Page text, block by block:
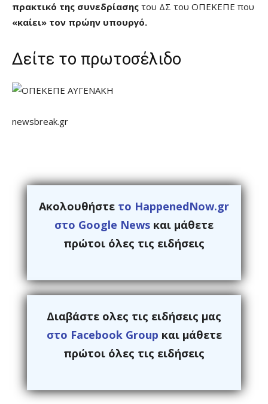
πρακτικό της συνεδρίασης του ΔΣ του ΟΠΕΚΕΠΕ που
«καίει» τον πρώην υπουργό.
Δείτε το πρωτοσέλιδο
newsbreak.gr
Ακολουθήστε το HappenedNow.gr
στο Google News και μάθετε
πρώτοι όλες τις ειδήσεις
Διαβάστε ολες τις ειδήσεις μας
στο Facebook Group και μάθετε
πρώτοι όλες τις ειδήσεις